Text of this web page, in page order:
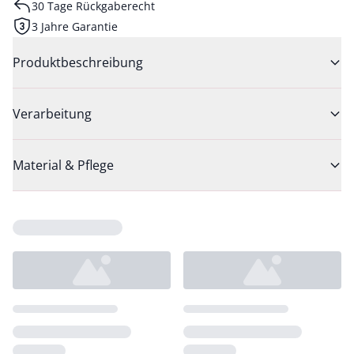
30 Tage Rückgaberecht
3 Jahre Garantie
Produktbeschreibung
Verarbeitung
Material & Pflege